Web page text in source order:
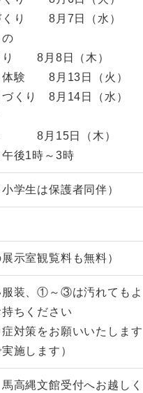
くり 8月7日（水）
り 8月8日（木）
体験 8月13日（火）
くり 8月14日（水）
8月15日（木）
後1時～3時
学生は保護者同伴）
示室観覧料も無料）
服装、①～③は汚れてもよ
ちください
対策をお願いいたします
施します）
高縄文館受付へお越しく